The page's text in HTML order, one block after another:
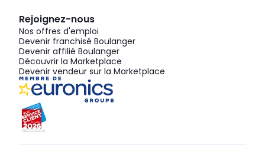
Rejoignez-nous
Nos offres d'emploi
Devenir franchisé Boulanger
Devenir affilié Boulanger
Découvrir la Marketplace
Devenir vendeur sur la Marketplace